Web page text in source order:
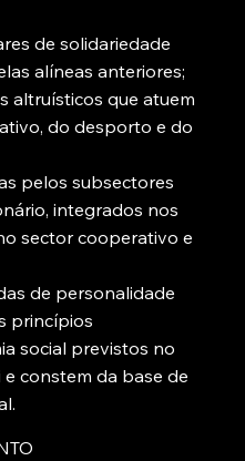
de solidariedade
alíneas anteriores;
altruísticos que atuem
do desporto e do
pelos subsectores
integrados nos
sector cooperativo e
de personalidade
princípios
social previstos no
constem da base de